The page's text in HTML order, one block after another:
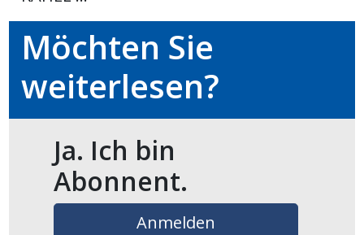
Möchten Sie
weiterlesen?
Ja. Ich bin
Abonnent.
Anmelden